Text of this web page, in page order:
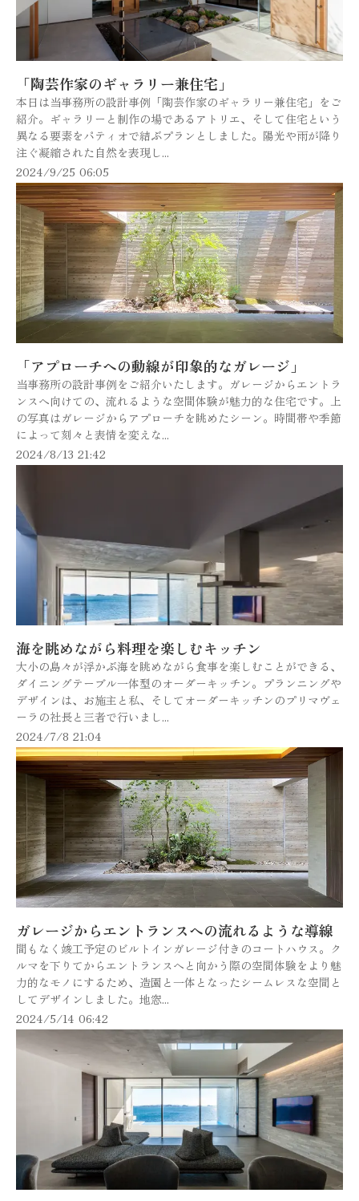
「陶芸作家のギャラリー兼住宅」
本日は当事務所の設計事例「陶芸作家のギャラリー兼住宅」をご
紹介。ギャラリーと制作の場であるアトリエ、そして住宅という
異なる要素をパティオで結ぶプランとしました。陽光や雨が降り
注ぐ凝縮された自然を表現し...
2024/9/25 06:05
「アプローチへの動線が印象的なガレージ」
当事務所の設計事例をご紹介いたします。ガレージからエントラ
ンスへ向けての、流れるような空間体験が魅力的な住宅です。上
の写真はガレージからアプローチを眺めたシーン。時間帯や季節
によって刻々と表情を変えな...
2024/8/13 21:42
海を眺めながら料理を楽しむキッチン
大小の島々が浮かぶ海を眺めながら食事を楽しむことができる、
ダイニングテーブル一体型のオーダーキッチン。プランニングや
デザインは、お施主と私、そしてオーダーキッチンのプリマヴェ
ーラの社長と三者で行いまし...
2024/7/8 21:04
ガレージからエントランスへの流れるような導線
間もなく竣工予定のビルトインガレージ付きのコートハウス。ク
ルマを下りてからエントランスへと向かう際の空間体験をより魅
力的なモノにするため、造園と一体となったシームレスな空間と
してデザインしました。地窓...
2024/5/14 06:42